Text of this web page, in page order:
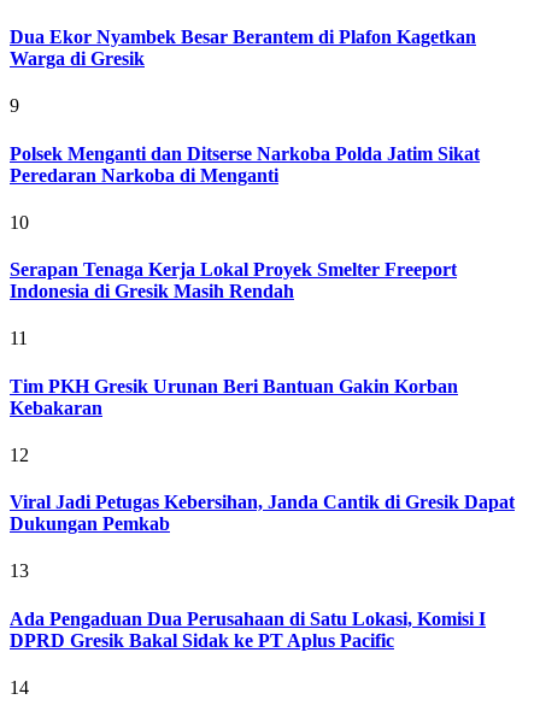
Dua Ekor Nyambek Besar Berantem di Plafon Kagetkan
Warga di Gresik
9
Polsek Menganti dan Ditserse Narkoba Polda Jatim Sikat
Peredaran Narkoba di Menganti
10
Serapan Tenaga Kerja Lokal Proyek Smelter Freeport
Indonesia di Gresik Masih Rendah
11
Tim PKH Gresik Urunan Beri Bantuan Gakin Korban
Kebakaran
12
Viral Jadi Petugas Kebersihan, Janda Cantik di Gresik Dapat
Dukungan Pemkab
13
Ada Pengaduan Dua Perusahaan di Satu Lokasi, Komisi I
DPRD Gresik Bakal Sidak ke PT Aplus Pacific
14